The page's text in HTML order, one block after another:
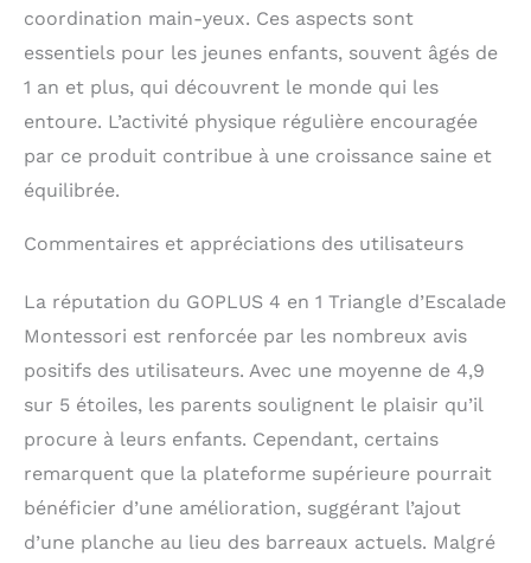
motricité, améliorer leur
leur coordination des
mains et des pieds
Assemblage facile: Des
instructions détaillées
sont incluses pour vous
plus, vous pouvez
de sol. Bientôt, votre
enfant sera prêt à
commencer des jeux
amusants et stimulants
à l'intérieur.
coordination main-yeux. Ces aspects sont
essentiels pour les jeunes enfants, souvent âgés de
1 an et plus, qui découvrent le monde qui les
entoure. L’activité physique régulière encouragée
par ce produit contribue à une croissance saine et
équilibrée.
Commentaires et appréciations des utilisateurs
La réputation du GOPLUS 4 en 1 Triangle d’Escalade
Montessori est renforcée par les nombreux avis
positifs des utilisateurs. Avec une moyenne de 4,9
sur 5 étoiles, les parents soulignent le plaisir qu’il
procure à leurs enfants. Cependant, certains
remarquent que la plateforme supérieure pourrait
bénéficier d’une amélioration, suggérant l’ajout
d’une planche au lieu des barreaux actuels. Malgré